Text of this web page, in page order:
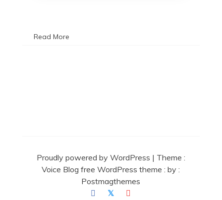
Read More
Proudly powered by WordPress | Theme :
Voice Blog free WordPress theme: by :
Postmagthemes